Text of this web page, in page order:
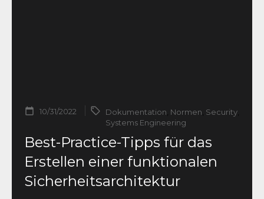
10/31/2022 Dokumentation Normen Security,
Systems Engineering
Best-Practice-Tipps für das
Erstellen einer funktionalen
Sicherheitsarchitektur